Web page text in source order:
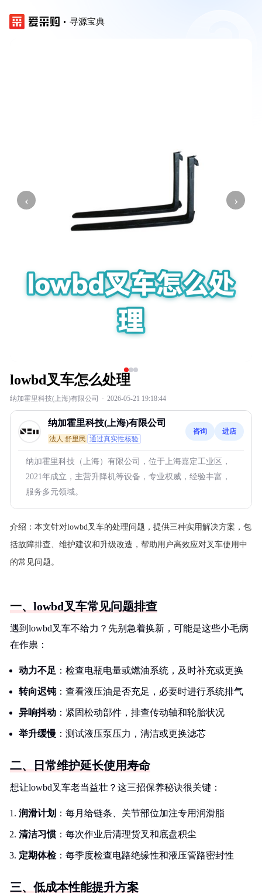
寻源宝典
‹ ›
lowbd叉车怎么处理
纳加霍里科技(上海)有限公司 · 2026-05-21 19:18:44
纳加霍里科技(上海)有限公司
法人:舒里民 通过真实性核验
咨询 进店
纳加霍里科技（上海）有限公司，位于上海嘉定工业区，
2021年成立，主营升降机等设备，专业权威，经验丰富，
服务多元领域。
介绍： 本文针对lowbd叉车的处理问题，提供三种实用解决方案，包
括故障排查、维护建议和升级改造，帮助用户高效应对叉车使用中
的常见问题。
一、lowbd叉车常见问题排查
遇到lowbd叉车不给力？先别急着换新，可能是这些小毛病
在作祟：
动力不足 ：检查电瓶电量或燃油系统，及时补充或更换
转向迟钝：查看液压油是否充足，必要时进行系统排气
异响抖动 ：紧固松动部件，排查传动轴和轮胎状况
举升缓慢 ：测试液压泵压力，清洁或更换滤芯
二、日常维护延长使用寿命
想让lowbd叉车老当益壮？这三招保养秘诀很关键：
润滑计划 ：每月给链条、关节部位加注专用润滑脂
清洁习惯：每次作业后清理货叉和底盘积尘
定期体检：每季度检查电路绝缘性和液压管路密封性
三、低成本性能提升方案